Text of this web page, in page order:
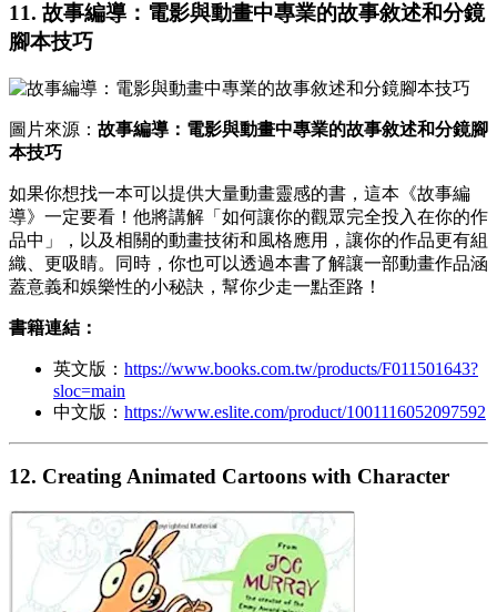
11. 故事編導：電影與動畫中專業的故事敘述和分鏡
腳本技巧
圖片來源： 故事編導：電影與動畫中專業的故事敘述和分鏡腳
本技巧
如果你想找一本可以提供大量動畫靈感的書，這本《故事編
導》一定要看！他將講解「如何讓你的觀眾完全投入在你的作
品中」，以及相關的動畫技術和風格應用，讓你的作品更有組
織、更吸睛。同時，你也可以透過本書了解讓一部動畫作品涵
蓋意義和娛樂性的小秘訣，幫你少走一點歪路！
書籍連結：
英文版： https://www.books.com.tw/products/F011501643?
sloc=main
中文版： https://www.eslite.com/product/1001116052097592
12. Creating Animated Cartoons with Character